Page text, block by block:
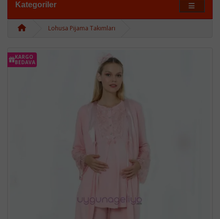
Kategoriler
Lohusa Pijama Takımları
KARGO
BEDAVA